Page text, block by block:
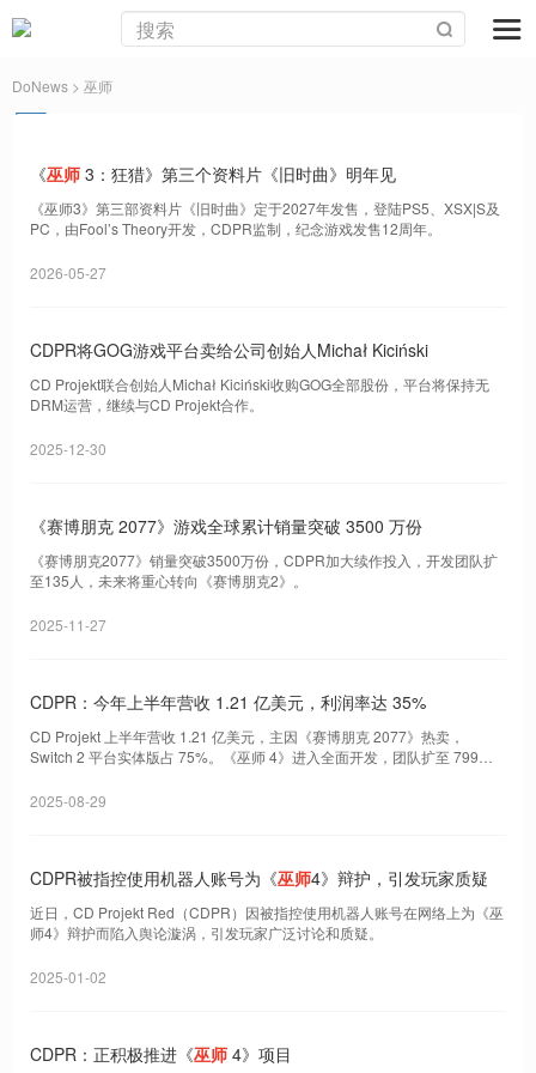
DoNews > 巫师
《巫师 3：狂猎》第三个资料片《旧时曲》明年见
《巫师3》第三部资料片《旧时曲》定于2027年发售，登陆PS5、XSX|S及
PC，由Fool’s Theory开发，CDPR监制，纪念游戏发售12周年。
2026-05-27
CDPR将GOG游戏平台卖给公司创始人Michał Kiciński
CD Projekt联合创始人Michał Kiciński收购GOG全部股份，平台将保持无
DRM运营，继续与CD Projekt合作。
2025-12-30
《赛博朋克 2077》游戏全球累计销量突破 3500 万份
《赛博朋克2077》销量突破3500万份，CDPR加大续作投入，开发团队扩
至135人，未来将重心转向《赛博朋克2》。
2025-11-27
CDPR：今年上半年营收 1.21 亿美元，利润率达 35%
CD Projekt 上半年营收 1.21 亿美元，主因《赛博朋克 2077》热卖，
Switch 2 平台实体版占 75%。《巫师 4》进入全面开发，团队扩至 799
盈
2025-08-29
CDPR被指控使用机器人账号为《巫师4》辩护，引发玩家质疑
近日，CD Projekt Red（CDPR）因被指控使用机器人账号在网络上为《巫
师4》辩护而陷入舆论漩涡，引发玩家广泛讨论和质疑。
2025-01-02
CDPR：正积极推进《巫师 4》项目